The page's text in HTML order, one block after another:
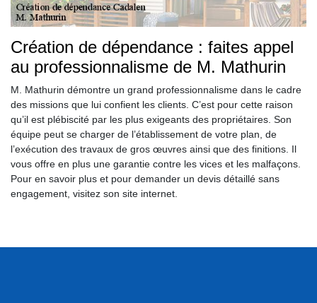
Création de dépendance : faites appel
au professionnalisme de M. Mathurin
M. Mathurin démontre un grand professionnalisme dans le cadre
des missions que lui confient les clients. C’est pour cette raison
qu’il est plébiscité par les plus exigeants des propriétaires. Son
équipe peut se charger de l’établissement de votre plan, de
l’exécution des travaux de gros œuvres ainsi que des finitions. Il
vous offre en plus une garantie contre les vices et les malfaçons.
Pour en savoir plus et pour demander un devis détaillé sans
engagement, visitez son site internet.